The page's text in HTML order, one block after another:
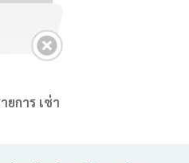
ยการ เช่า